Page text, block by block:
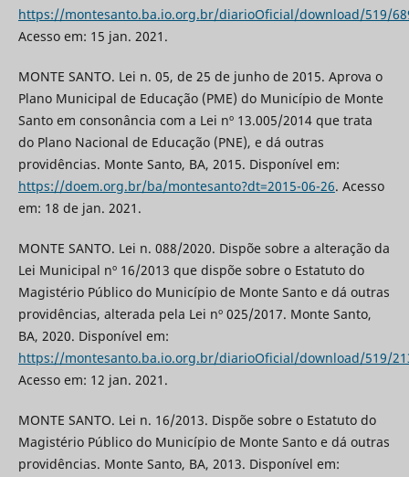
https://montesanto.ba.io.org.br/diarioOficial/download/519/
Acesso em: 15 jan. 2021.
MONTE SANTO. Lei n. 05, de 25 de junho de 2015. Aprova o
Plano Municipal de Educação (PME) do Município de Monte
Santo em consonância com a Lei nº 13.005/2014 que trata
do Plano Nacional de Educação (PNE), e dá outras
providências. Monte Santo, BA, 2015. Disponível em:
https://doem.org.br/ba/montesanto?dt=2015-06-26. Acesso
em: 18 de jan. 2021.
MONTE SANTO. Lei n. 088/2020. Dispõe sobre a alteração da
Lei Municipal nº 16/2013 que dispõe sobre o Estatuto do
Magistério Público do Município de Monte Santo e dá outras
providências, alterada pela Lei nº 025/2017. Monte Santo,
BA, 2020. Disponível em:
https://montesanto.ba.io.org.br/diarioOficial/download/519/
Acesso em: 12 jan. 2021.
MONTE SANTO. Lei n. 16/2013. Dispõe sobre o Estatuto do
Magistério Público do Município de Monte Santo e dá outras
providências. Monte Santo, BA, 2013. Disponível em: